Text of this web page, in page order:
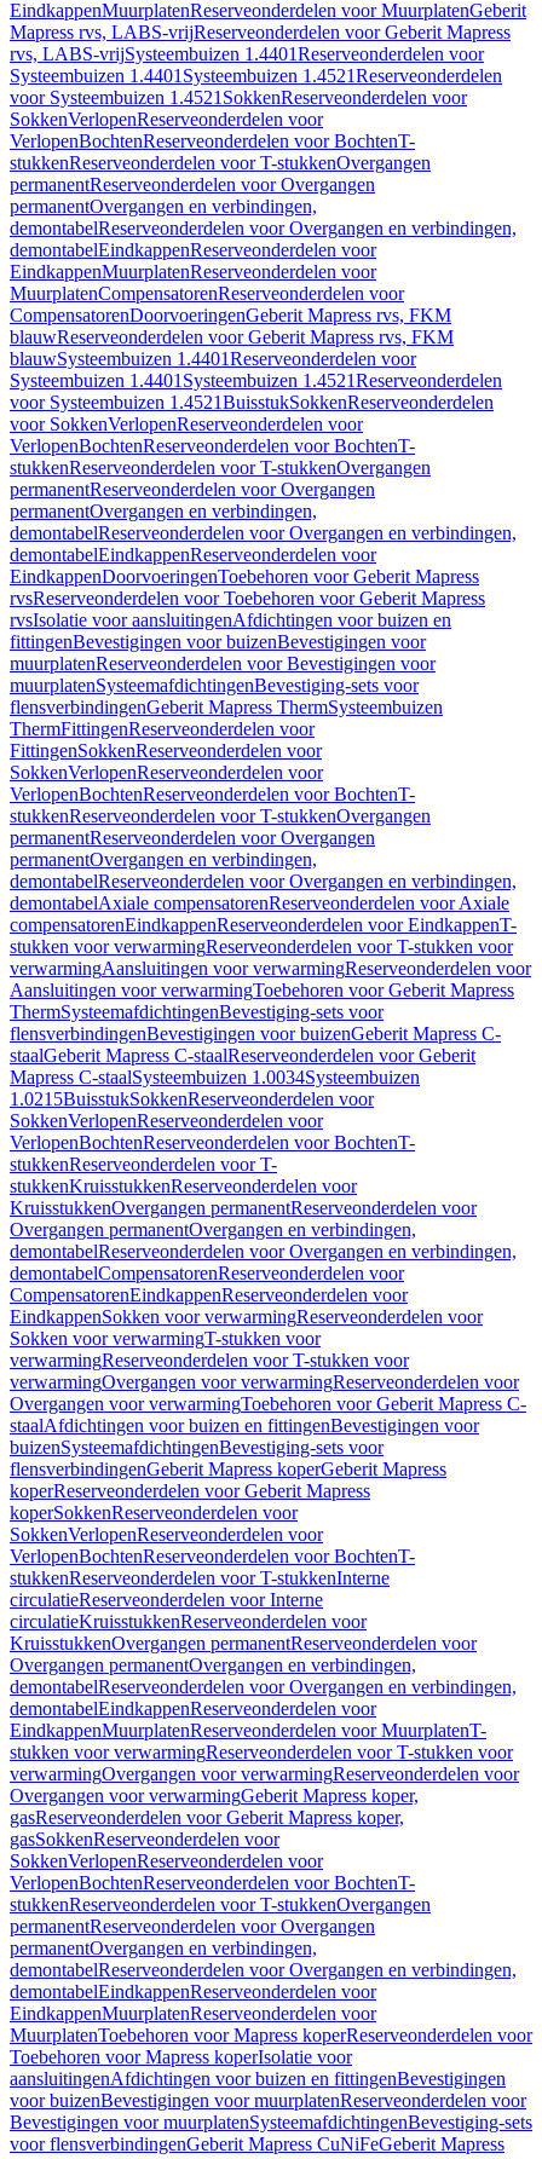
EindkappenMuurplatenReserveonderdelen voor MuurplatenGeberit
Mapress rvs, LABS-vrijReserveonderdelen voor Geberit Mapress
rvs, LABS-vrijSysteembuizen 1.4401Reserveonderdelen voor
Systeembuizen 1.4401 Systeembuizen 1.4521Reserveonderdelen
voor Systeembuizen 1.4521 SokkenReserveonderdelen voor
SokkenVerlopenReserveonderdelen voor
VerlopenBochtenReserveonderdelen voor BochtenT-
stukkenReserveonderdelen voor T-stukkenOvergangen
permanentReserveonderdelen voor Overgangen
permanentOvergangen en verbindingen,
demontabelReserveonderdelen voor Overgangen en verbindingen,
demontabelEindkappenReserveonderdelen voor
EindkappenMuurplatenReserveonderdelen voor
MuurplatenCompensatorenReserveonderdelen voor
CompensatorenDoorvoeringenGeberit Mapress rvs, FKM
blauwReserveonderdelen voor Geberit Mapress rvs, FKM
blauwSysteembuizen 1.4401Reserveonderdelen voor
Systeembuizen 1.4401 Systeembuizen 1.4521Reserveonderdelen
voor Systeembuizen 1.4521BuisstukSokkenReserveonderdelen
voor SokkenVerlopenReserveonderdelen voor
VerlopenBochtenReserveonderdelen voor BochtenT-
stukkenReserveonderdelen voor T-stukkenOvergangen
permanentReserveonderdelen voor Overgangen
permanentOvergangen en verbindingen,
demontabelReserveonderdelen voor Overgangen en verbindingen,
demontabelEindkappenReserveonderdelen voor
EindkappenDoorvoeringenToebehoren voor Geberit Mapress
rvsReserveonderdelen voor Toebehoren voor Geberit Mapress
rvsIsolatie voor aansluitingenAfdichtingen voor buizen en
fittingenBevestigingen voor buizenBevestigingen voor
muurplatenReserveonderdelen voor Bevestigingen voor
muurplatenSysteemafdichtingenBevestiging-sets voor
flensverbindingenGeberit Mapress ThermSysteembuizen
ThermFittingenReserveonderdelen voor
FittingenSokkenReserveonderdelen voor
SokkenVerlopenReserveonderdelen voor
VerlopenBochtenReserveonderdelen voor BochtenT-
stukkenReserveonderdelen voor T-stukkenOvergangen
permanentReserveonderdelen voor Overgangen
permanentOvergangen en verbindingen,
demontabelReserveonderdelen voor Overgangen en verbindingen,
demontabelAxiale compensatorenReserveonderdelen voor Axiale
compensatorenEindkappenReserveonderdelen voor EindkappenT-
stukken voor verwarmingReserveonderdelen voor T-stukken voor
verwarmingAansluitingen voor verwarmingReserveonderdelen voor
Aansluitingen voor verwarmingToebehoren voor Geberit Mapress
ThermSysteemafdichtingenBevestiging-sets voor
flensverbindingenBevestigingen voor buizenGeberit Mapress C-
staalGeberit Mapress C-staalReserveonderdelen voor Geberit
Mapress C-staalSysteembuizen 1.0034Systeembuizen
1.0215BuisstukSokkenReserveonderdelen voor
SokkenVerlopenReserveonderdelen voor
VerlopenBochtenReserveonderdelen voor BochtenT-
stukkenReserveonderdelen voor T-
stukkenKruisstukkenReserveonderdelen voor
KruisstukkenOvergangen permanentReserveonderdelen voor
Overgangen permanentOvergangen en verbindingen,
demontabelReserveonderdelen voor Overgangen en verbindingen,
demontabelCompensatorenReserveonderdelen voor
CompensatorenEindkappenReserveonderdelen voor
EindkappenSokken voor verwarmingReserveonderdelen voor
Sokken voor verwarmingT-stukken voor
verwarmingReserveonderdelen voor T-stukken voor
verwarmingOvergangen voor verwarmingReserveonderdelen voor
Overgangen voor verwarmingToebehoren voor Geberit Mapress C-
staalAfdichtingen voor buizen en fittingenBevestigingen voor
buizenSysteemafdichtingenBevestiging-sets voor
flensverbindingenGeberit Mapress koperGeberit Mapress
koperReserveonderdelen voor Geberit Mapress
koperSokkenReserveonderdelen voor
SokkenVerlopenReserveonderdelen voor
VerlopenBochtenReserveonderdelen voor BochtenT-
stukkenReserveonderdelen voor T-stukkenInterne
circulatieReserveonderdelen voor Interne
circulatieKruisstukkenReserveonderdelen voor
KruisstukkenOvergangen permanentReserveonderdelen voor
Overgangen permanentOvergangen en verbindingen,
demontabelReserveonderdelen voor Overgangen en verbindingen,
demontabelEindkappenReserveonderdelen voor
EindkappenMuurplatenReserveonderdelen voor MuurplatenT-
stukken voor verwarmingReserveonderdelen voor T-stukken voor
verwarmingOvergangen voor verwarmingReserveonderdelen voor
Overgangen voor verwarmingGeberit Mapress koper,
gasReserveonderdelen voor Geberit Mapress koper,
gasSokkenReserveonderdelen voor
SokkenVerlopenReserveonderdelen voor
VerlopenBochtenReserveonderdelen voor BochtenT-
stukkenReserveonderdelen voor T-stukkenOvergangen
permanentReserveonderdelen voor Overgangen
permanentOvergangen en verbindingen,
demontabelReserveonderdelen voor Overgangen en verbindingen,
demontabelEindkappenReserveonderdelen voor
EindkappenMuurplatenReserveonderdelen voor
MuurplatenToebehoren voor Mapress koperReserveonderdelen voor
Toebehoren voor Mapress koperIsolatie voor
aansluitingenAfdichtingen voor buizen en fittingenBevestigingen
voor buizenBevestigingen voor muurplatenReserveonderdelen voor
Bevestigingen voor muurplatenSysteemafdichtingenBevestiging-sets
voor flensverbindingenGeberit Mapress CuNiFeGeberit Mapress